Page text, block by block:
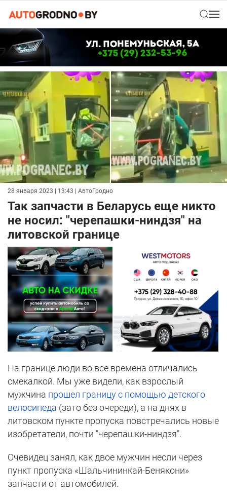
28 января 2023 | 13:43 | АвтоГродно
Так запчасти в Беларусь еще никто
не носил: "черепашки-ниндзя" на
литовской границе
На границе люди во все времена отличались
смекалкой. Мы уже видели, как взрослый
мужчина прошел границу с помощью детского
велосипеда (зато без очереди), а на днях в
литовском пункте пропуска повстречались новые
изобретатели, почти "черепашки-ниндзя".
Очевидец занял, как двое мужчин несли через
пункт пропуска «Шальчининкай-Бенякони»
запчасти от автомобилей.